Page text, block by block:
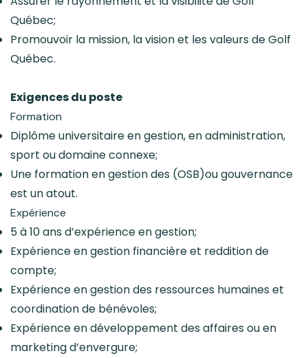
Québec;
Promouvoir la mission, la vision et les valeurs de Golf
Québec.
Exigences du poste
Formation
Diplôme universitaire en gestion, en administration,
sport ou domaine connexe;
Une formation en gestion des (OSB)ou gouvernance
est un atout.
Expérience
5 à 10 ans d’expérience en gestion;
Expérience en gestion financière et reddition de
compte;
Expérience en gestion des ressources humaines et
coordination de bénévoles;
Expérience en développement des affaires ou en
marketing d’envergure;